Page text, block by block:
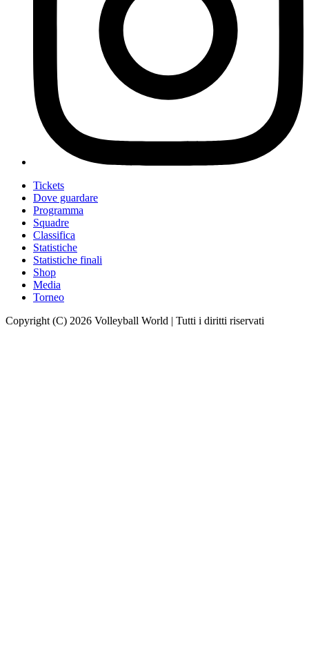
Tickets
Dove guardare
Programma
Squadre
Classifica
Statistiche
Statistiche finali
Shop
Media
Torneo
Copyright (C) 2026 Volleyball World | Tutti i diritti riservati